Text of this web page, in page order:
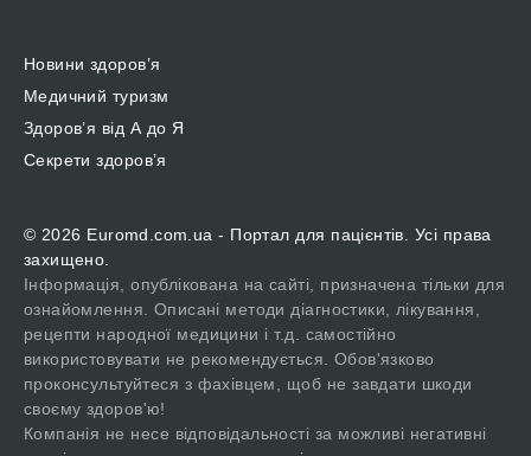
Новини здоров’я
Медичний туризм
Здоров’я від А до Я
Секрети здоров’я
© 2026 Euromd.com.ua - Портал для пацієнтів. Усі права
захищено.
Інформація, опублікована на сайті, призначена тільки для
ознайомлення. Описані методи діагностики, лікування,
рецепти народної медицини і т.д. самостійно
використовувати не рекомендується. Обов'язково
проконсультуйтеся з фахівцем, щоб не завдати шкоди
своєму здоров'ю!
Компанія не несе відповідальності за можливі негативні